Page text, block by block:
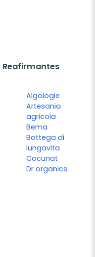
Algologie
Artesania
agricola
Bema
Bottega di
lungavita
Cocunat
Dr organics